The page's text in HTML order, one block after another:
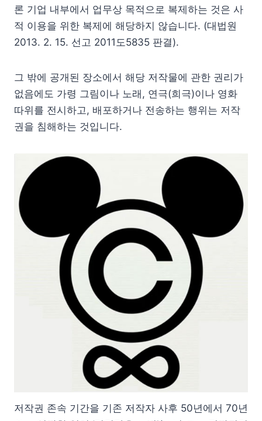
론 기업 내부에서 업무상 목적으로 복제하는 것은 사
적 이용을 위한 복제에 해당하지 않습니다. (대법원
2013. 2. 15. 선고 2011도5835 판결).
그 밖에 공개된 장소에서 해당 저작물에 관한 권리가
없음에도 가령 그림이나 노래, 연극(희극)이나 영화
따위를 전시하고, 배포하거나 전송하는 행위는 저작
권을 침해하는 것입니다.
저작권 존속 기간을 기존 저작자 사후 50년에서 70년